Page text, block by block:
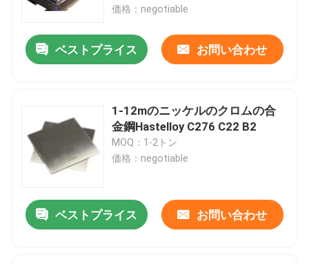
価格：negotiable
ベストプライス お問い合わせ
1-12mのニッケルのクロムの合
金鋼Hastelloy C276 C22 B2
MOQ：1-2トン
価格：negotiable
ベストプライス お問い合わせ